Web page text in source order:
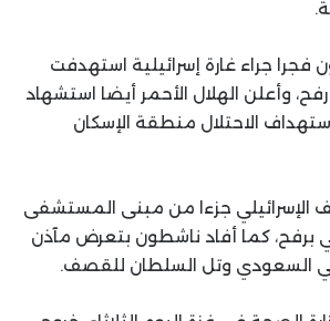
7 آخرون فجرا جراء غارة إسرائيلية استهدفت
وأعلن الهلال الأحمر أيضا استشهاد
استهداف الاحتلال منطقة الإسكان
جزءا من مبنى المستشفى
برفح، كما أفاد ناشطون بتعرض مآذن
السعودي وتل السلطان للقصف.